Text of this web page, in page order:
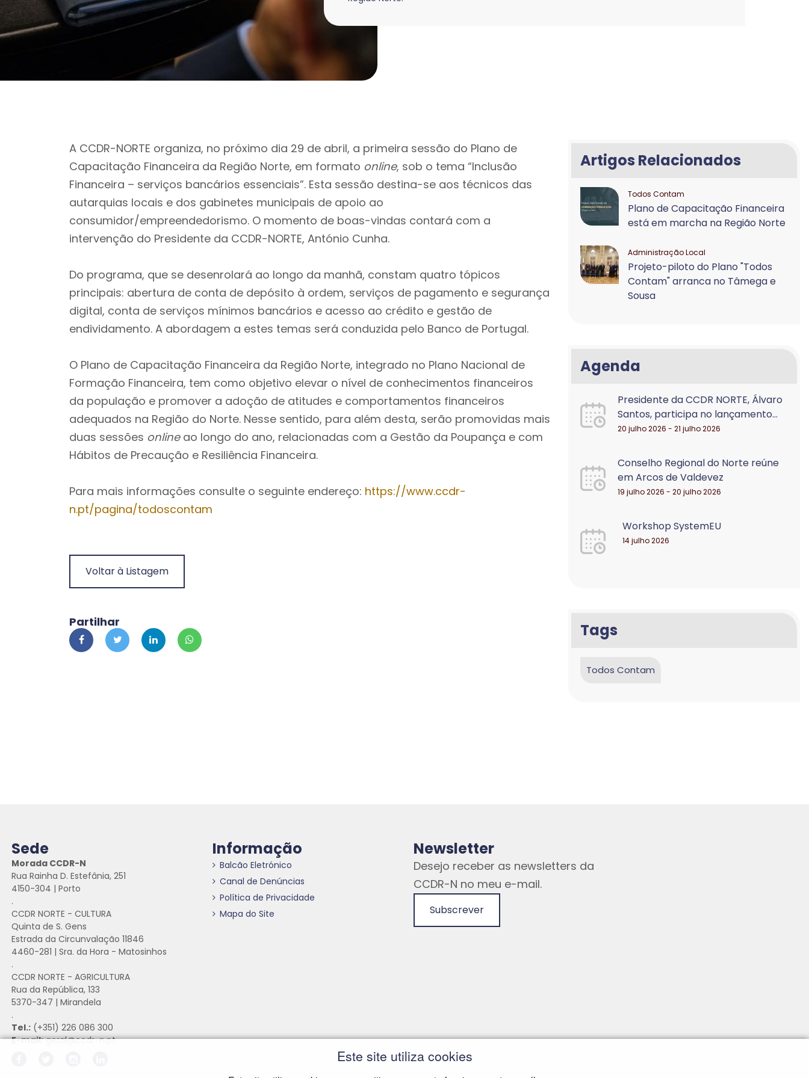
A CCDR-NORTE organiza, no próximo dia 29 de abril, a primeira sessão do Plano de
Capacitação Financeira da Região Norte, em formato online, sob o tema “Inclusão
Financeira – serviços bancários essenciais”. Esta sessão destina-se aos técnicos das
autarquias locais e dos gabinetes municipais de apoio ao
consumidor/empreendedorismo. O momento de boas-vindas contará com a
intervenção do Presidente da CCDR-NORTE, António Cunha.
Do programa, que se desenrolará ao longo da manhã, constam quatro tópicos
principais: abertura de conta de depósito à ordem, serviços de pagamento e segurança
digital, conta de serviços mínimos bancários e acesso ao crédito e gestão de
endividamento. A abordagem a estes temas será conduzida pelo Banco de Portugal.
O Plano de Capacitação Financeira da Região Norte, integrado no Plano Nacional de
Formação Financeira, tem como objetivo elevar o nível de conhecimentos financeiros
da população e promover a adoção de atitudes e comportamentos financeiros
adequados na Região do Norte. Nesse sentido, para além desta, serão promovidas mais
duas sessões onlineao longo do ano, relacionadas com a Gestão da Poupança e com
Hábitos de Precaução e Resiliência Financeira.
Para mais informações consulte o seguinte endereço: https://www.ccdr-
n.pt/pagina/todoscontam
Voltar à Listagem
Partilhar
Artigos Relacionados
Todos Contam
Plano de Capacitação Financeira
está em marcha na Região Norte
Administração Local
Projeto-piloto do Plano "Todos
Contam" arranca no Tâmega e
Sousa
Agenda
Presidente da CCDR NORTE, Álvaro
Santos, participa no lançamento...
20 julho 2026 - 21 julho 2026
Conselho Regional do Norte reúne
em Arcos de Valdevez
19 julho 2026 - 20 julho 2026
Workshop SystemEU
14 julho 2026
Tags
Todos Contam
Sede
Morada CCDR-N
Rua Rainha D. Estefânia, 251
4150-304 | Porto
.
CCDR NORTE - CULTURA
Quinta de S. Gens
Estrada da Circunvalação 11846
4460-281 | Sra. da Hora - Matosinhos
.
CCDR NORTE - AGRICULTURA
Rua da República, 133
5370-347 | Mirandela
.
Tel.: (+351) 226 086 300
E-mail:geral@ccdr-n.pt
Informação
Balcão Eletrónico
Canal de Denúncias
Política de Privacidade
Mapa do Site
Newsletter
Desejo receber as newsletters da
CCDR-N no meu e-mail.
Subscrever
Este site utiliza cookies